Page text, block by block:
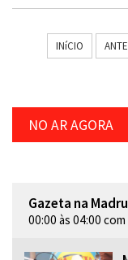
INíCIO
NO AR AGORA
Gazeta na
00:00 às 04:00